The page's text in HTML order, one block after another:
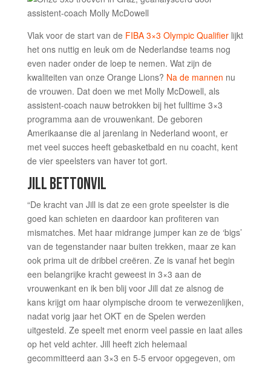
Vlak voor de start van de FIBA 3×3 Olympic Qualifierlijkt
het ons nuttig en leuk om de Nederlandse teams nog
even nader onder de loep te nemen. Wat zijn de
kwaliteiten van onze Orange Lions? Na de mannen nu
de vrouwen. Dat doen we met Molly McDowell, als
assistent-coach nauw betrokken bij het fulltime 3×3
programma aan de vrouwenkant. De geboren
Amerikaanse die al jarenlang in Nederland woont, er
met veel succes heeft gebasketbald en nu coacht, kent
de vier speelsters van haver tot gort.
JILL BETTONVIL
“De kracht van Jill is dat ze een grote speelster is die
goed kan schieten en daardoor kan profiteren van
mismatches. Met haar midrange jumper kan ze de ‘bigs’
van de tegenstander naar buiten trekken, maar ze kan
ook prima uit de dribbel creëren. Ze is vanaf het begin
een belangrijke kracht geweest in 3×3 aan de
vrouwenkant en ik ben blij voor Jill dat ze alsnog de
kans krijgt om haar olympische droom te verwezenlijken,
nadat vorig jaar het OKT en de Spelen werden
uitgesteld. Ze speelt met enorm veel passie en laat alles
op het veld achter. Jill heeft zich helemaal
gecommitteerd aan 3×3 en 5-5 ervoor opgegeven, om